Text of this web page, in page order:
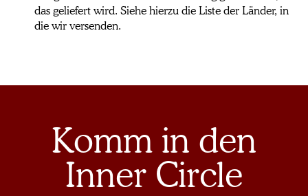
das geliefert wird. Siehe hierzu die Liste der Länder, in
die wir versenden.
Komm in den
Inner Circle